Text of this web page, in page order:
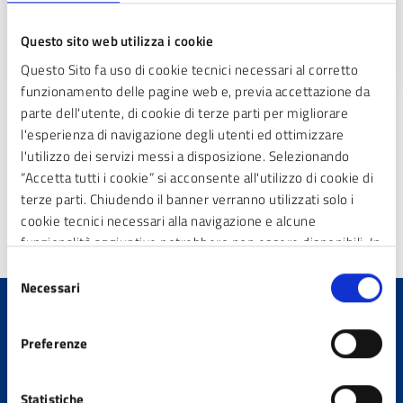
Questo sito web utilizza i cookie
Questo Sito fa uso di cookie tecnici necessari al corretto
funzionamento delle pagine web e, previa accettazione da
parte dell'utente, di cookie di terze parti per migliorare
l'esperienza di navigazione degli utenti ed ottimizzare
l'utilizzo dei servizi messi a disposizione. Selezionando
“Accetta tutti i cookie” si acconsente all'utilizzo di cookie di
terze parti. Chiudendo il banner verranno utilizzati solo i
cookie tecnici necessari alla navigazione e alcune
funzionalità aggiuntive potrebbero non essere disponibili. In
che contribuiscono a rendere fruibile il sito web abilitando
funzionalità di base quali la navigazione sulle pagine e
l’accesso alle aree protette del sito. Il sito web non è in
grado di funzionare correttamente senza questi cookie
delNecessari
Preferenze
materia di bonifiche dei siti contaminati.
« 1 2 3 4 5 6 7
9
10 »
Quanto sono chiare le
pagina?